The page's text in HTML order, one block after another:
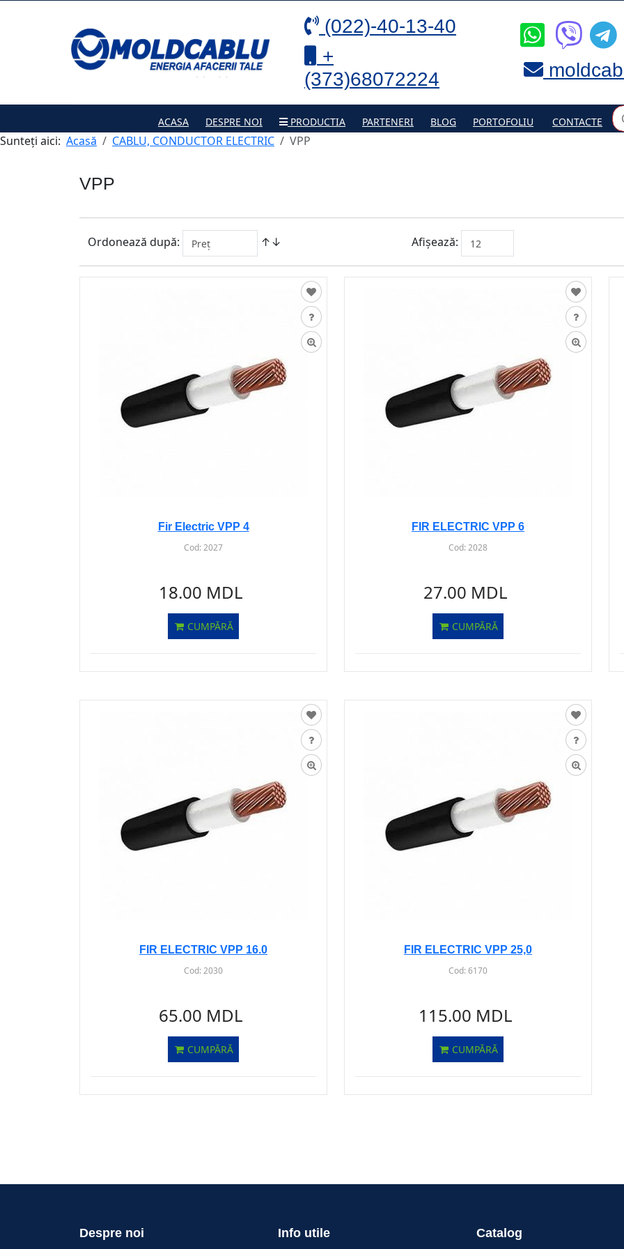
(022)-40-13-40
+
(373)68072224
ACASA DESPRE NOI PRODUCTIA PARTENERI BLOG PORTOFOLIU CONTACTE
Sunteți aici: Acasă CABLU, CONDUCTOR ELECTRIC VPP
VPP
Ordonează după: ↑↓ Afișează:
Fir Electric VPP 4
Cod:2027
18.00 MDL
CUMPĂRĂ
FIR ELECTRIC VPP 6
Cod:2028
27.00 MDL
CUMPĂRĂ
FIR ELECTRIC VPP 16.0
Cod:2030
65.00 MDL
CUMPĂRĂ
FIR ELECTRIC VPP 25,0
Cod:6170
115.00 MDL
CUMPĂRĂ
Despre noi Info utile Catalog